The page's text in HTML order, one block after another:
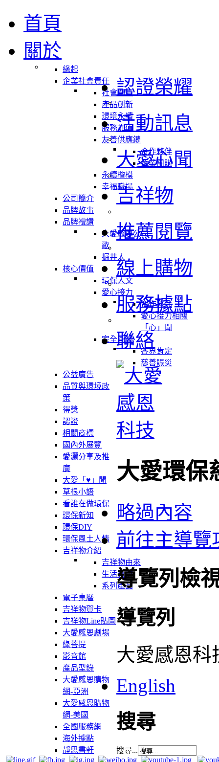
首頁
關於
緣起
企業社會責任
社會關懷
產品創新
環境永續
服務加值
友善供應鏈
合作夥伴
企業團購
永續楷模
幸福職場
公司簡介
品牌故事
品牌禮讚
大愛感恩公司
歌
掘井人
核心價值
環保人文
愛心接力
合作夥伴
愛心接力相關
「心」聞
完全回饋
各界肯定
慈善賑災
公益廣告
品質與環境政
策
認證榮耀
得獎
認證
相關商標
活動訊息
國內外展覽
愛灑分享及推
廣
大愛心聞
大愛「♥」聞
草根小語
看誰在做環保
環保新知
環保DIY
環保風土人情
吉祥物
吉祥物介紹
吉祥物由來
生活軌跡
系列產品
電子桌曆
吉祥物賀卡
吉祥物Line貼圖
大愛感恩劇場
推薦閱覽
綠菩提
影音館
產品型錄
線上購物
大愛感恩購物
網-亞洲
大愛感恩購物
網-美國
服務據點
全國服務網
海外據點
靜思書軒
聯絡
大愛環保
略過內容
前往主導覽
導覽列檢
導覽列
大愛感恩科
English
搜尋
搜尋...